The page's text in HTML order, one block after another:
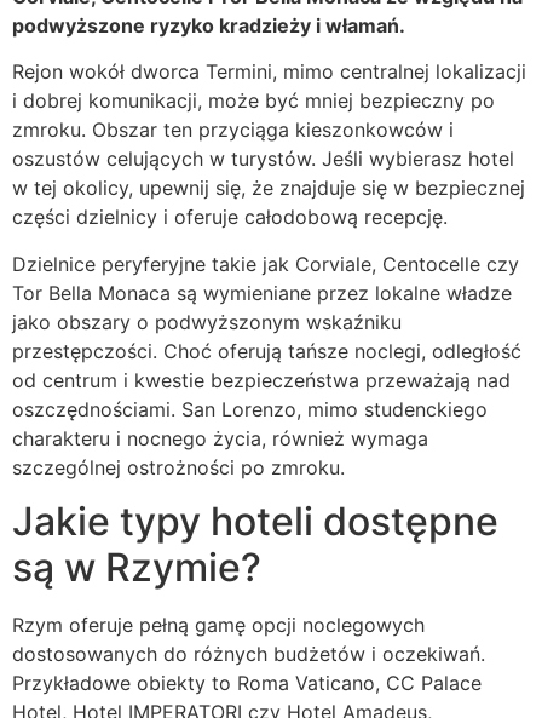
podwyższone ryzyko kradzieży i włamań.
Rejon wokół dworca Termini, mimo centralnej lokalizacji
i dobrej komunikacji, może być mniej bezpieczny po
zmroku. Obszar ten przyciąga kieszonkowców i
oszustów celujących w turystów. Jeśli wybierasz hotel
w tej okolicy, upewnij się, że znajduje się w bezpiecznej
części dzielnicy i oferuje całodobową recepcję.
Dzielnice peryferyjne takie jak Corviale, Centocelle czy
Tor Bella Monaca są wymieniane przez lokalne władze
jako obszary o podwyższonym wskaźniku
przestępczości. Choć oferują tańsze noclegi, odległość
od centrum i kwestie bezpieczeństwa przeważają nad
oszczędnościami. San Lorenzo, mimo studenckiego
charakteru i nocnego życia, również wymaga
szczególnej ostrożności po zmroku.
Jakie typy hoteli dostępne
są w Rzymie?
Rzym oferuje pełną gamę opcji noclegowych
dostosowanych do różnych budżetów i oczekiwań.
Przykładowe obiekty to Roma Vaticano, CC Palace
Hotel, Hotel IMPERATORI czy Hotel Amadeus,